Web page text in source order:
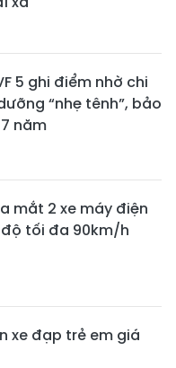
5 ghi điểm nhờ chi
“nhẹ tênh”, bảo
năm
mắt 2 xe máy điện
tối đa 90km/h
xe đạp trẻ em giá